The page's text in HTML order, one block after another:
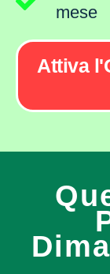
mese
Attiva